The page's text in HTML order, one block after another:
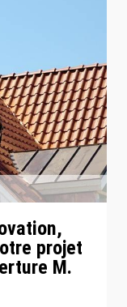
projet
M.